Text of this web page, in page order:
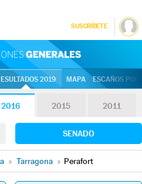
SUSCRÍBETE
2019 MAPA ESCAÑOS
2016 2015 2011
SENADO
» Tarragona » Perafort